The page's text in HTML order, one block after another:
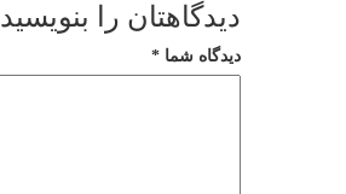
دیدگاهتان را بنویسید
دیدگاه شما *